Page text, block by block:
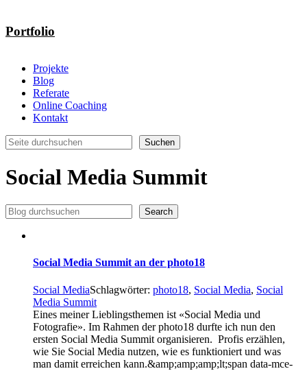
Portfolio
Projekte
Blog
Referate
Online Coaching
Kontakt
Suchen
Suchen
Social Media Summit
Search Search
Social Media Summit an der photo18
Social MediaSchlagwörter: photo18, Social Media, Social
Media Summit
Eines meiner Lieblingsthemen ist «Social Media und
Fotografie». Im Rahmen der photo18 durfte ich nun den
ersten Social Media Summit organisieren. Profis erzählen,
wie Sie Social Media nutzen, wie es funktioniert und was
man damit erreichen kann.&amp;amp;amp;lt;span data-mce-